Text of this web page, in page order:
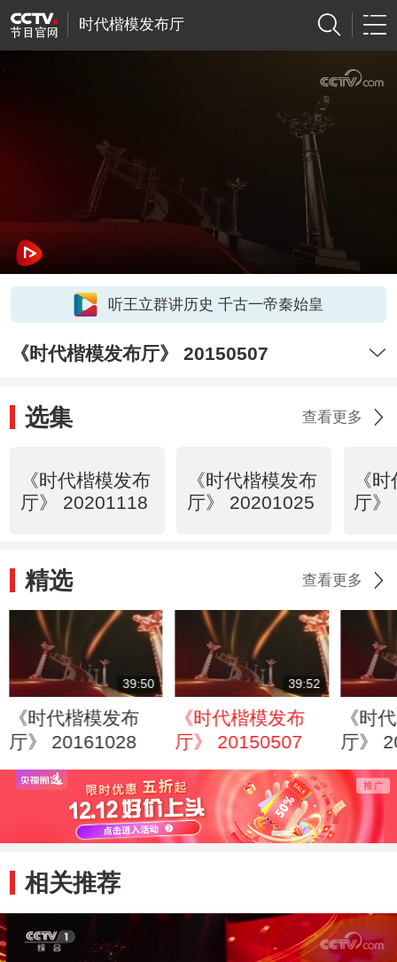
时代楷模发布厅
听王立群讲历史 千古一帝秦始皇
《时代楷模发布厅》 20150507
选集 查看更多
《时代楷模发布
厅》 20201118
《时代楷模发布
厅》 20201025
《
厅》
精选 查看更多
39:50
《时代楷模发布
厅》 20161028
39:52
《时代楷模发布
厅》 20150507
《时
厅》
相关推荐